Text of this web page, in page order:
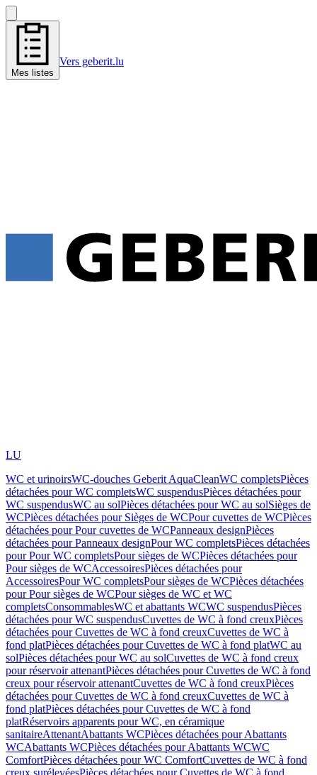
Mes listes
Vers geberit.lu
LU
WC et urinoirsWC-douches Geberit AquaCleanWC completsPièces
détachées pour WC completsWC suspendusPièces détachées pour
WC suspendusWC au solPièces détachées pour WC au solSièges de
WCPièces détachées pour Sièges de WCPour cuvettes de WCPièces
détachées pour Pour cuvettes de WCPanneaux designPièces
détachées pour Panneaux designPour WC completsPièces détachées
pour Pour WC completsPour sièges de WCPièces détachées pour
Pour sièges de WCAccessoiresPièces détachées pour
AccessoiresPour WC completsPour sièges de WCPièces détachées
pour Pour sièges de WCPour sièges de WC et WC
completsConsommablesWC et abattants WCWC suspendusPièces
détachées pour WC suspendusCuvettes de WC à fond creuxPièces
détachées pour Cuvettes de WC à fond creuxCuvettes de WC à
fond platPièces détachées pour Cuvettes de WC à fond platWC au
solPièces détachées pour WC au solCuvettes de WC à fond creux
pour réservoir attenantPièces détachées pour Cuvettes de WC à fond
creux pour réservoir attenantCuvettes de WC à fond creuxPièces
détachées pour Cuvettes de WC à fond creuxCuvettes de WC à
fond platPièces détachées pour Cuvettes de WC à fond
platRéservoirs apparents pour WC, en céramique
sanitaireAttenantAbattants WCPièces détachées pour Abattants
WCAbattants WCPièces détachées pour Abattants WCWC
ComfortPièces détachées pour WC ComfortCuvettes de WC à fond
creux surélevéesPièces détachées pour Cuvettes de WC à fond